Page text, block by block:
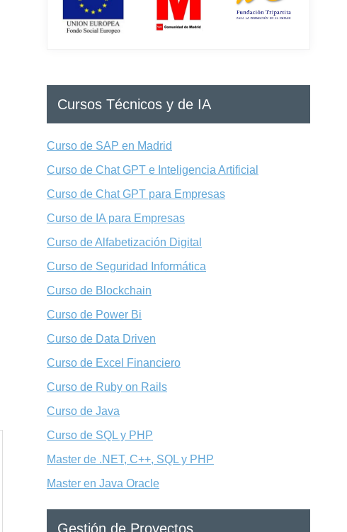
Cursos Técnicos y de IA
Curso de SAP en Madrid
Curso de Chat GPT e Inteligencia Artificial
Curso de Chat GPT para Empresas
Curso de IA para Empresas
Curso de Alfabetización Digital
Curso de Seguridad Informática
Curso de Blockchain
Curso de Power Bi
Curso de Data Driven
Curso de Excel Financiero
Curso de Ruby on Rails
Curso de Java
Curso de SQL y PHP
Master de .NET, C++, SQL y PHP
Master en Java Oracle
Gestión de Proyectos